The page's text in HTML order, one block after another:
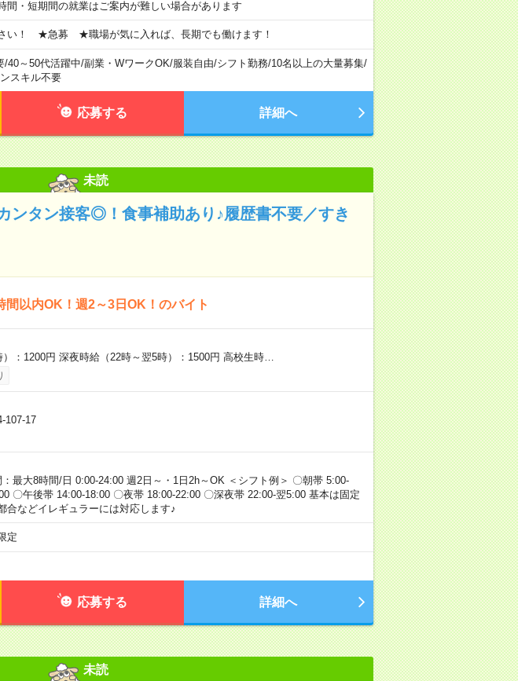
間・短期間の就業はご案内が難しい場合があります
い！ ★急募 ★職場が気に入れば、長期でも働けます！
/40～50代活躍中/副業・WワークOK/服装自由/シフト勤務/10名以上の大量募集/
スキル不要
応募する 詳細へ
未読
ンタン接客◎！食事補助あり♪履歴書不要／すき
間以内OK！週2～3日OK！のバイト
：1200円 深夜時給（22時～翌5時）：1500円 高校生時…
107-17
最大8時間/日 0:00-24:00 週2日～・1日2h～OK ＜シフト例＞ 〇朝帯 5:00-
〇午後帯 14:00-18:00 〇夜帯 18:00-22:00 〇深夜帯 22:00-翌5:00 基本は固定
合などイレギュラーには対応します♪
定
応募する 詳細へ
未読